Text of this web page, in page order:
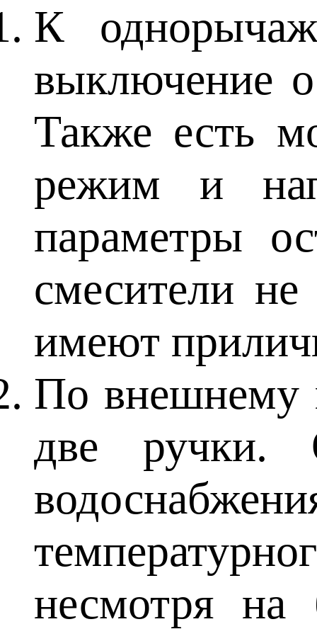
К
выключение
Также есть
режим и
параметры
смесители
имеют
По внешнему
две ручки.
несмотря на